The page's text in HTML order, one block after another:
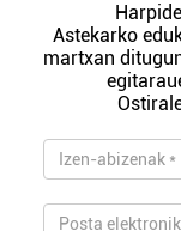
Astekarko
martxan